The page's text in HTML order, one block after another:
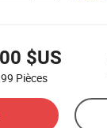
$US
Pièces